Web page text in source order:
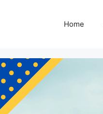
Home